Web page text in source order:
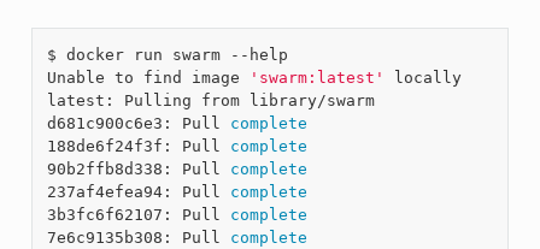
$ docker run swarm --help
Unable to find image
'swarm:latest'
locally
latest: Pulling from library/swarm
d681c900c6e3: Pull complete
188de6f24f3f: Pull complete
90b2ffb8d338: Pull complete
237af4efea94: Pull complete
3b3fc6f62107: Pull complete
7e6c9135b308: Pull complete